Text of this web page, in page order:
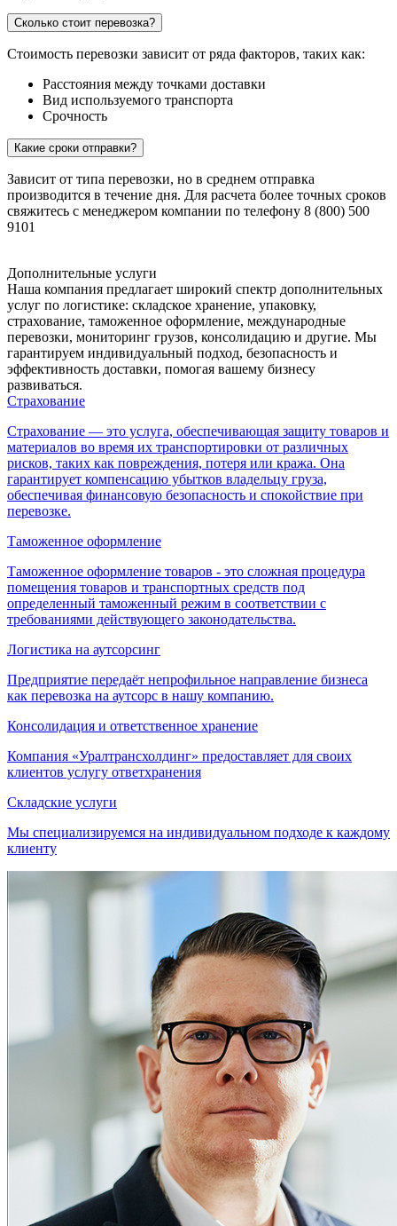
Сколько стоит перевозка?
Стоимость перевозки зависит от ряда факторов, таких как:
Расстояния между точками доставки
Вид используемого транспорта
Срочность
Какие сроки отправки?
Зависит от типа перевозки, но в среднем отправка
производится в течение дня. Для расчета более точных сроков
свяжитесь с менеджером компании по телефону 8 (800) 500
9101
Дополнительные услуги
Наша компания предлагает широкий спектр дополнительных
услуг по логистике: складское хранение, упаковку,
страхование, таможенное оформление, международные
перевозки, мониторинг грузов, консолидацию и другие. Мы
гарантируем индивидуальный подход, безопасность и
эффективность доставки, помогая вашему бизнесу
развиваться.
Страхование
Страхование — это услуга, обеспечивающая защиту товаров и
материалов во время их транспортировки от различных
рисков, таких как повреждения, потеря или кража. Она
гарантирует компенсацию убытков владельцу груза,
обеспечивая финансовую безопасность и спокойствие при
перевозке.
Таможенное оформление
Таможенное оформление товаров - это сложная процедура
помещения товаров и транспортных средств под
определенный таможенный режим в соответствии с
требованиями действующего законодательства.
Логистика на аутсорсинг
Предприятие передаёт непрофильное направление бизнеса
как перевозка на аутсорс в нашу компанию.
Консолидация и ответственное хранение
Компания «Уралтрансхолдинг» предоставляет для своих
клиентов услугу ответхранения
Складские услуги
Мы специализируемся на индивидуальном подходе к каждому
клиенту